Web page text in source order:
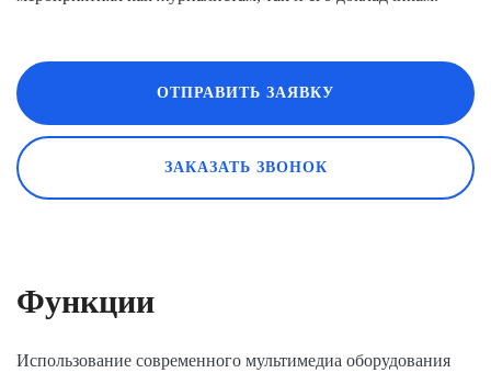
ОТПРАВИТЬ ЗАЯВКУ
ЗАКАЗАТЬ ЗВОНОК
Функции
Использование современного мультимедиа оборудования